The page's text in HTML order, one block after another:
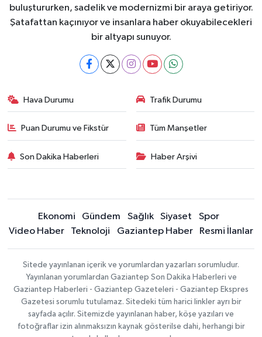
buluştururken, sadelik ve modernizmi bir araya getiriyor.
Şatafattan kaçınıyor ve insanlara haber okuyabilecekleri
bir altyapı sunuyor.
Hava Durumu Trafik Durumu
Puan Durumu ve Fikstür Tüm Manşetler
Son Dakika Haberleri Haber Arşivi
Ekonomi Gündem Sağlık Siyaset
Spor
Video Haber
Teknoloji Gaziantep Haber Resmi İlanlar
Sitede yayınlanan içerik ve yorumlardan yazarları sorumludur.
Yayınlanan yorumlardan Gaziantep Son Dakika Haberleri ve
Gaziantep Haberleri - Gaziantep Gazeteleri - Gaziantep Ekspres
Gazetesi sorumlu tutulamaz. Sitedeki tüm harici linkler ayrı bir
sayfada açılır. Sitemizde yayınlanan haber, köşe yazıları ve
fotoğraflar izin alınmaksızın kaynak gösterilse dahi, herhangi bir